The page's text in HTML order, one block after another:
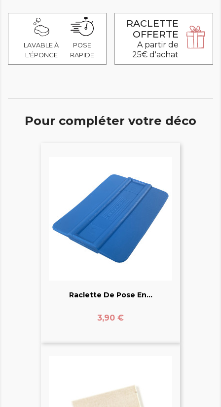
LAVABLE À
L'ÉPONGE
POSE
RAPIDE
RACLETTE
OFFERTE
A partir de
25€ d'achat
Pour compléter votre déco
Raclette De Pose En...
Prix
3,90 €